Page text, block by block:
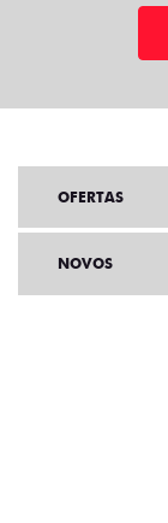
OFERTAS
NOVOS